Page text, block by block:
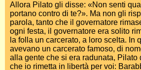
Allora Pilato gli disse: «Non senti
portano contro di te?». Ma non gli
parola, tanto che il governatore
ogni festa, il governatore era solito
la folla un carcerato, a loro scelta. In
avevano un carcerato famoso, di
alla gente che si era radunata, Pilato
che io rimetta in libertà per voi: